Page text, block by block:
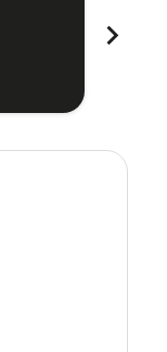
chevron_right